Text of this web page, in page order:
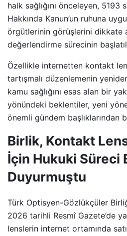
halk sağlığını önceleyen, 5193
Hakkında Kanun’un ruhuna
örgütlerinin görüşlerini dikkate
değerlendirme sürecinin
Özellikle internetten kontakt
tartışmalı düzenlemenin
kamu sağlığını esas alan bir
yönündeki beklentiler, yeni
önemli gündem başlıklarından
Birlik, Kontakt
İçin Hukuki Süreci
Duyurmuştu
Türk Optisyen-Gözlükçüler
2026 tarihli Resmî Gazete’de
lenslerin internet ortamında